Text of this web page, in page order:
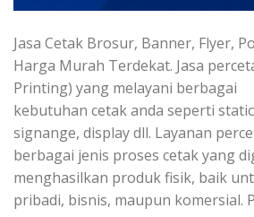
Jasa Cetak Brosur, Banner, Flyer,
Harga Murah Terdekat. Jasa
Printing) yang melayani berbagai
kebutuhan cetak anda seperti
signange, display dll. Layanan
berbagai jenis proses cetak yang
menghasilkan produk fisik, baik
pribadi, bisnis, maupun komersial.